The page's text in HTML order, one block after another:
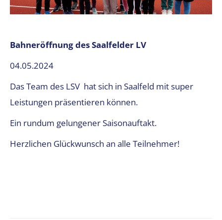
Bahneröffnung des Saalfelder LV
04.05.2024
Das Team des LSV hat sich in Saalfeld mit super
Leistungen präsentieren können.
Ein rundum gelungener Saisonauftakt.
Herzlichen Glückwunsch an alle Teilnehmer!